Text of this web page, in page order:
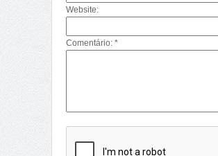
Website:
Comentário: *